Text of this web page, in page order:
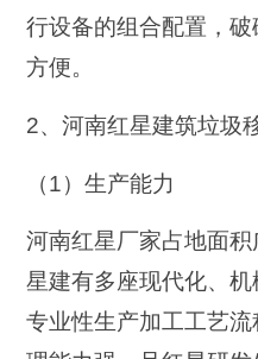
行设备的组合配置，
方便。
2、河南红星建筑垃圾
（1）生产能力
河南红星厂家占地面
星建有多座现代化、
专业性生产加工工艺